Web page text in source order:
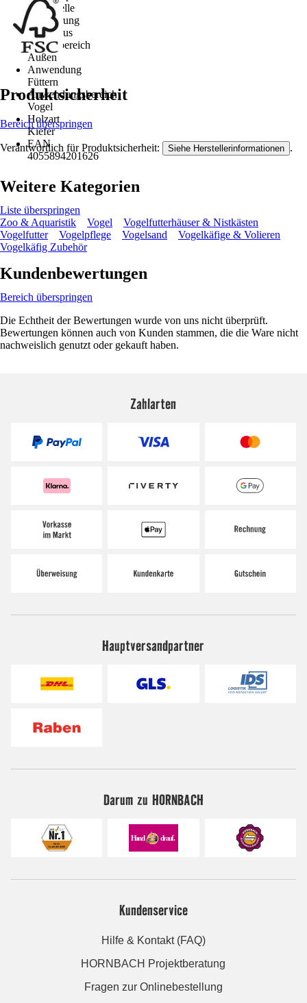
Futterstelle
Ausführung
Futterhaus
Einsatzbereich
Außen
Anwendung
Füttern
Anwendungsbereich
Vogel
Holzart
Kiefer
EAN
4055894201626
Produktsicherheit
Bereich überspringen
Verantwortlich für Produktsicherheit: Siehe Herstellerinformationen .
Weitere Kategorien
Liste überspringen
Zoo & Aquaristik
Vogel
Vogelfutterhäuser & Nistkästen
Vogelfutter
Vogelpflege Vogelsand
Vogelkäfige & Volieren
Vogelkäfig Zubehör
Kundenbewertungen
Bereich überspringen
Die Echtheit der Bewertungen wurde von uns nicht überprüft.
Bewertungen können auch von Kunden stammen, die die Ware nicht
nachweislich genutzt oder gekauft haben.
Zahlarten
Hauptversandpartner
Darum zu HORNBACH
Kundenservice
Hilfe & Kontakt (FAQ)
HORNBACH Projektberatung
Fragen zur Onlinebestellung